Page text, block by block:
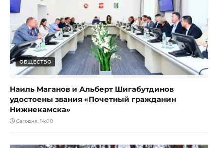
ОБЩЕСТВО
Наиль Маганов и Альберт Шигабутдинов
удостоены звания «Почетный гражданин
Нижнекамска»
Сегодня, 14:00